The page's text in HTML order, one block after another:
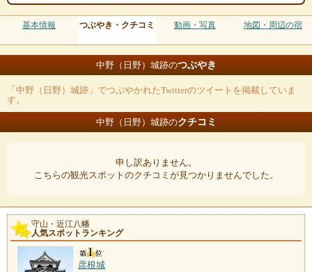
基本情報 つぶやき・クチコミ 動画・写真 地図・周辺の宿
中野（日野）城跡のつぶやき
「中野（日野）城跡」でつぶやかれたTwitterのツイートを掲載していま
す。
中野（日野）城跡のクチコミ
申し訳ありません。
こちらの観光スポットのクチコミが見つかりませんでした。
守山・近江八幡
人気スポットランキング
彦根城